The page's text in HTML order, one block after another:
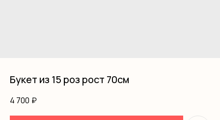
Букет из 15 роз рост 70см
4 700 ₽